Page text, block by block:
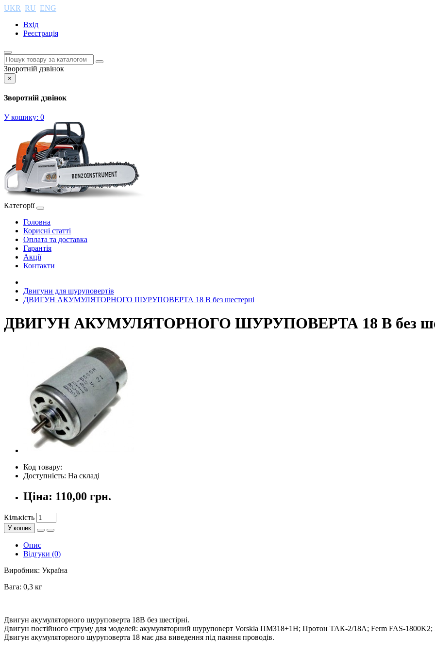
UKR RU ENG
Вхід
Реєстрація
Зворотній дзвінок
×
Зворотній дзвінок
У кошику: 0
Категорії
Головна
Корисні статті
Оплата та доставка
Гарантія
Акції
Контакти
Двигуни для шуруповертів
ДВИГУН АКУМУЛЯТОРНОГО ШУРУПОВЕРТА 18 В без шестерні
ДВИГУН АКУМУЛЯТОРНОГО ШУРУПОВЕРТА 18 В без
Код товару:
Доступність: На складі
Ціна: 110,00 грн.
Кількість
У кошик
Опис
Відгуки (0)
Виробник: Україна
Вага: 0,3 кг
Двигун акумуляторного шуруповерта 18В без шестірні.
Двигун постійного струму для моделей: акумуляторний шуруповерт Vorskla ПМЗ18+1H; Протон ТАК-2/18А; Ferm FAS-
Двигун акумуляторного шуруповерта 18 має два виведення під паяння проводів.